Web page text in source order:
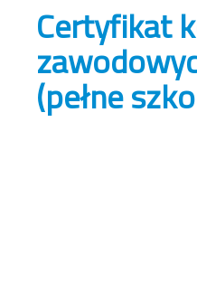
Certyfikat
(pełne